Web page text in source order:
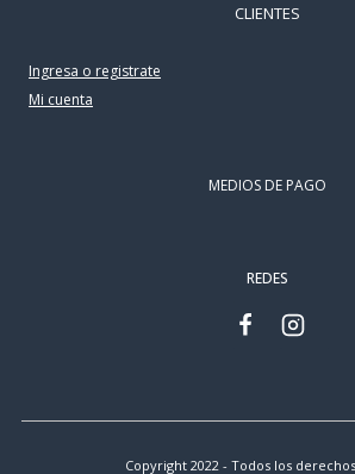
CLIENTES
Ingresa o registrate
Mi cuenta
MEDIOS DE PAGO
REDES
Copyright 2022 - Todos los